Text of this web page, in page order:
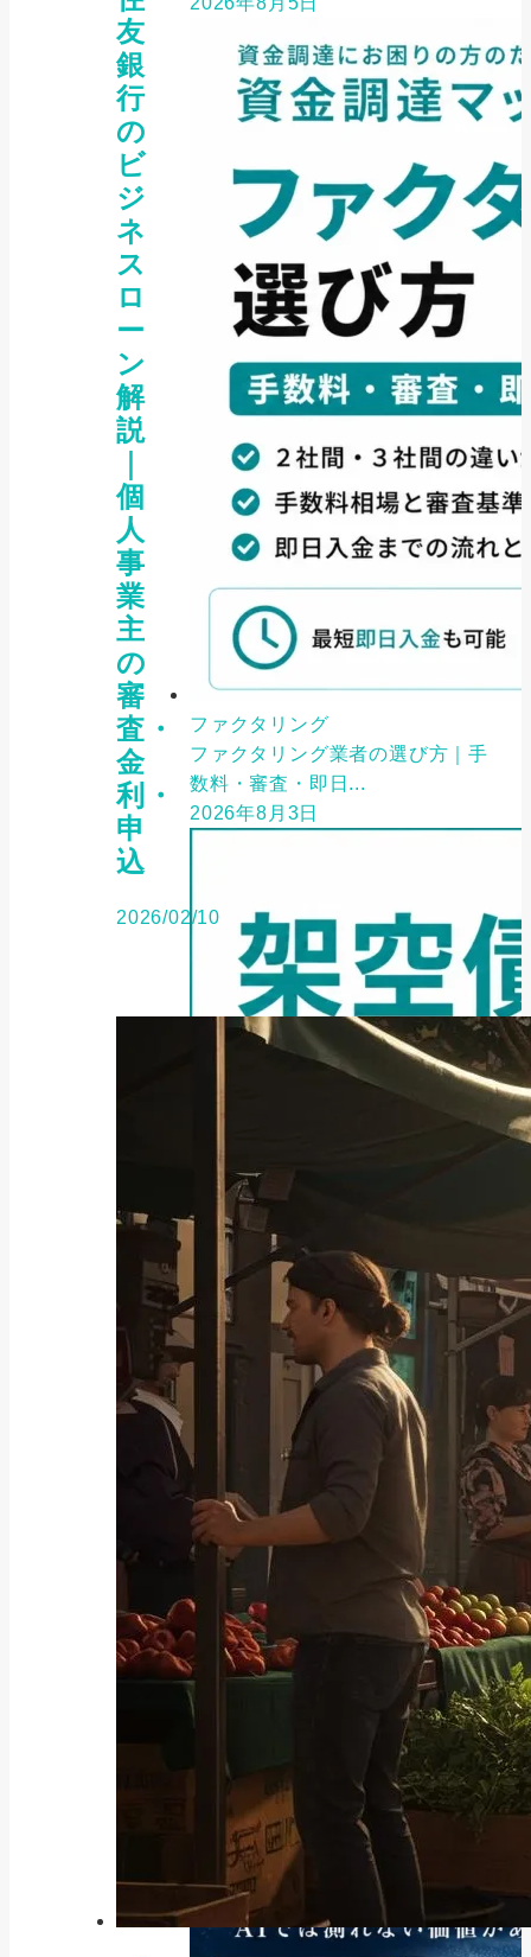
友
銀
行
の
ビ
ジ
ネ
ス
ロ
ー
ン
解
説
個
人
事
業
主
の
審
査・
金
利・
申
込
2026/02/10
ファクタリング
ファクタリング業者の選び方｜手
数料・審査・即日...
2026年8月3日
ファクタリング
架空債権でファクタリングすると
どうなる？手口・...
2026年7月30日